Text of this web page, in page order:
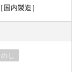
内製造］
のし